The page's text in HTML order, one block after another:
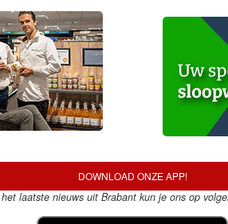
DOWNLOAD ONZE APP!
het laatste nieuws uit Brabant kun je ons op